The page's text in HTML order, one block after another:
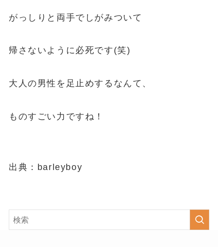
がっしりと両手でしがみついて
帰さないように必死です(笑)
大人の男性を足止めするなんて、
ものすごい力ですね！
出典：barleyboy